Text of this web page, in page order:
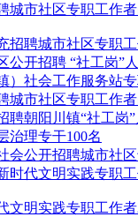
城市社区专职工作
招聘城市社区专职
公开招聘 “社工岗”
）社会工作服务站
城市社区专职工作
聘朝阳川镇“社工岗”
治理专干100名
会公开招聘城市社
时代文明实践专职
文明实践专职工作者